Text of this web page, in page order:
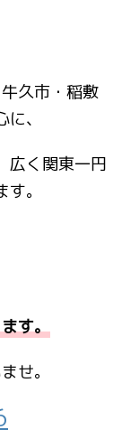
久市・稲敷
、
広く関東一円
。
す。
せ。